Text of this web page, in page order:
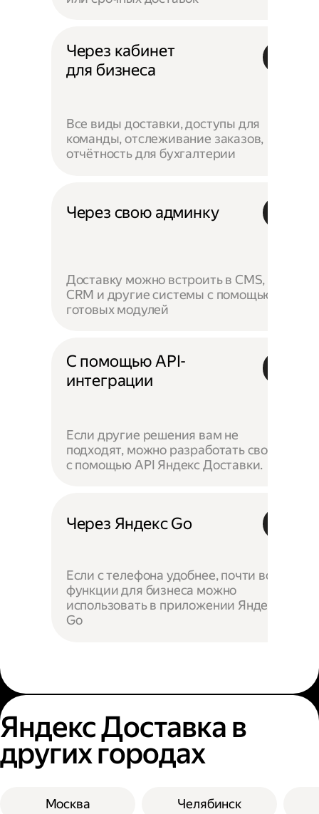
Через кабинет
для бизнеса
Все виды доставки, доступы для
команды, отслеживание заказов,
отчётность для бухгалтерии
Через свою админку
Доставку можно встроить в CMS,
CRM и другие системы с помощью
готовых модулей
С помощью API-
интеграции
Если другие решения вам не
подходят, можно разработать своё —
с помощью API Яндекс Доставки.
Через Яндекс Go
Если с телефона удобнее, почти все
функции для бизнеса можно
использовать в приложении Яндекс
Go
Яндекс Доставка в
других городах
Москва Челябинск